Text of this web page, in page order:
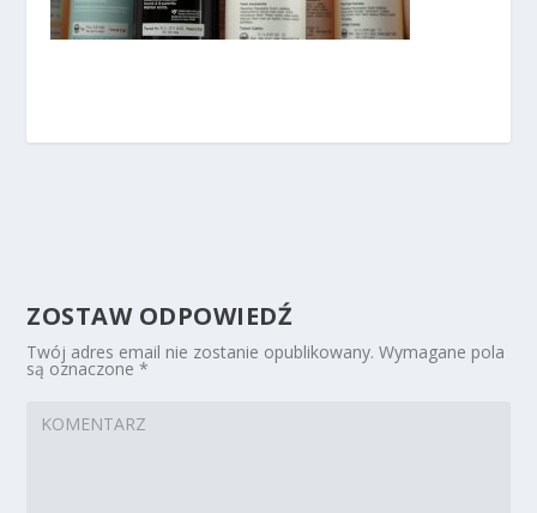
ZOSTAW ODPOWIEDŹ
Twój adres email nie zostanie opublikowany. Wymagane pola
są oznaczone*